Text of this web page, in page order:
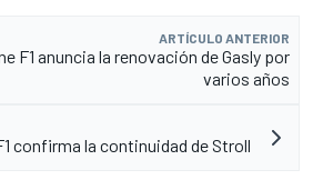
ARTÍCULO ANTERIOR
F1 anuncia la renovación de Gasly por
varios años
confirma la continuidad de Stroll